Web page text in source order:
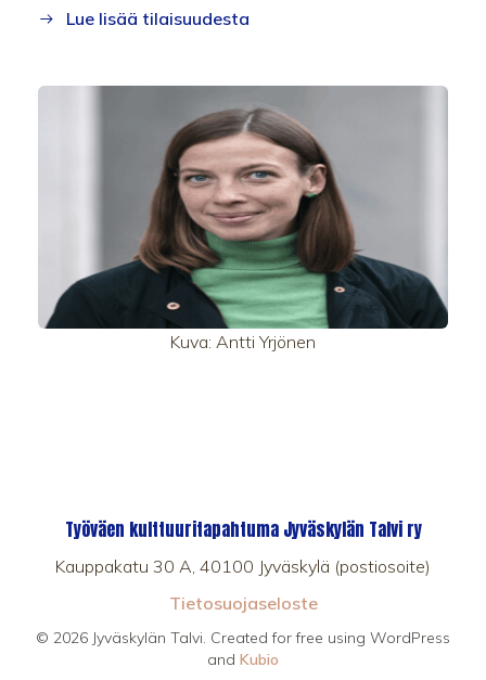
Lue lisää tilaisuudesta
Kuva: Antti Yrjönen
Työväen kulttuuritapahtuma Jyväskylän Talvi ry
Kauppakatu 30 A, 40100 Jyväskylä (postiosoite)
Tietosuojaseloste
© 2026 Jyväskylän Talvi. Created for free using WordPress
and Kubio